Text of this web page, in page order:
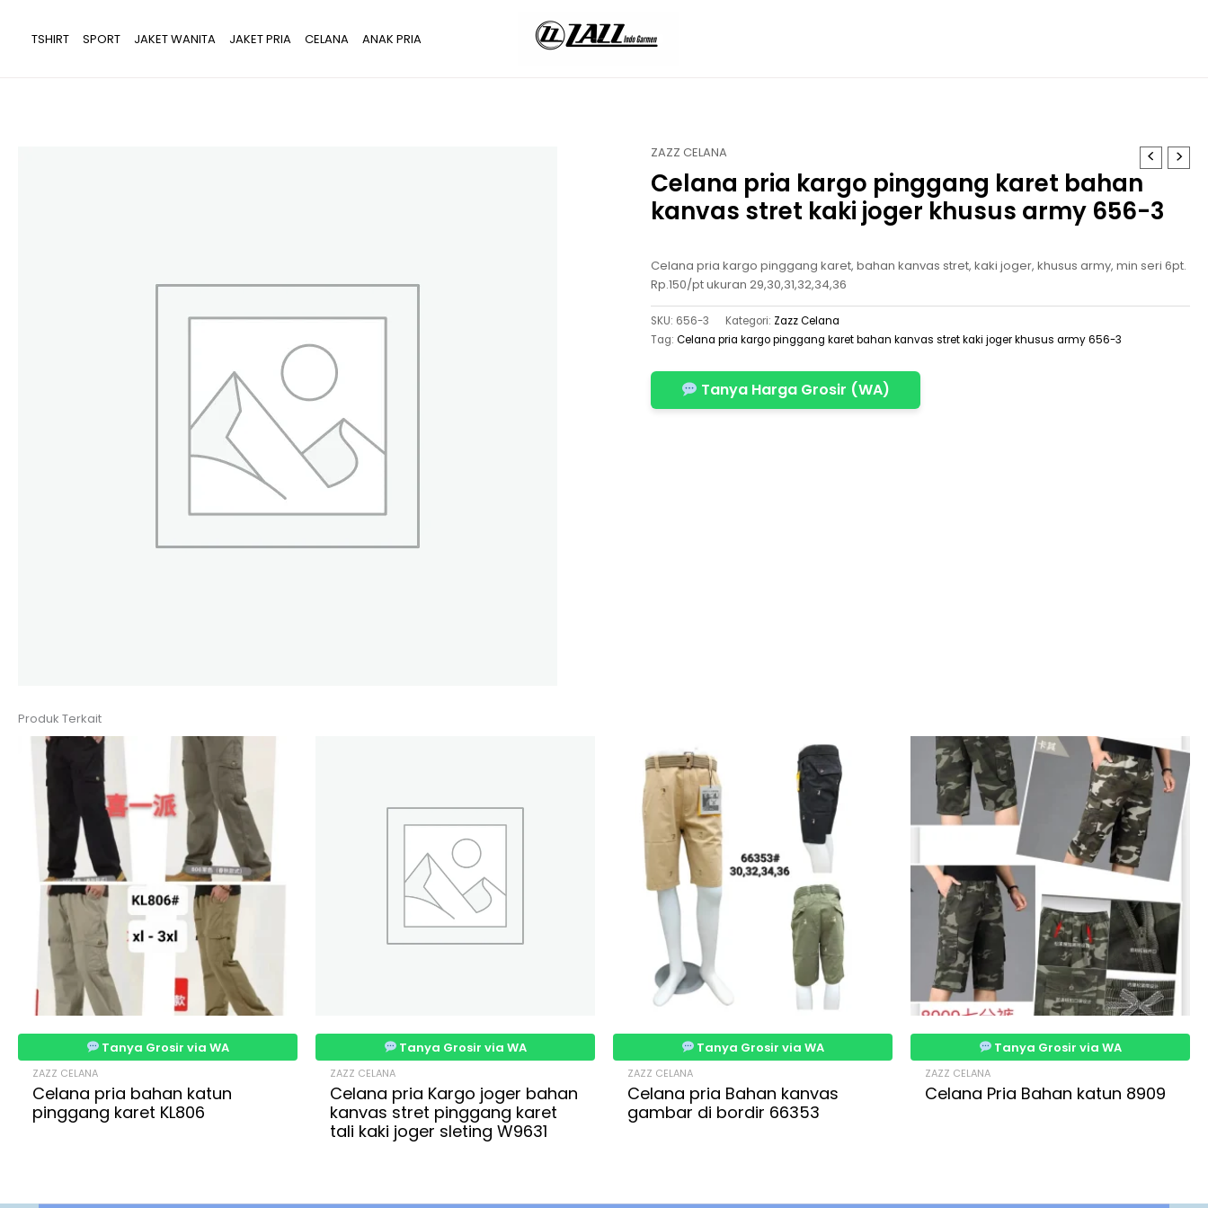
kontenTSHIRT SPORT JAKET WANITA JAKET PRIA CELANA ANAK PRIA
ZAZZ CELANA
Celana pria kargo pinggang karet bahan
kanvas stret kaki joger khusus army 656-3
Celana pria kargo pinggang karet, bahan kanvas stret, kaki joger, khusus army, min seri 6pt.
Rp.150/pt ukuran 29,30,31,32,34,36
SKU: 656-3 Kategori: Zazz Celana
Tag:Celana pria kargo pinggang karet bahan kanvas stret kaki joger khusus army 656-3
Tanya Harga Grosir (WA)
Produk Terkait
Tanya Grosir via WA
ZAZZ CELANA
Celana pria bahan katun
pinggang karet KL806
Tanya Grosir via WA
ZAZZ CELANA
Celana pria Kargo joger bahan
kanvas stret pinggang karet
tali kaki joger sleting W9631
Tanya Grosir via WA
ZAZZ CELANA
Celana pria Bahan kanvas
gambar di bordir 66353
Tanya Grosir via WA
ZAZZ CELANA
Celana Pria Bahan katun 8909